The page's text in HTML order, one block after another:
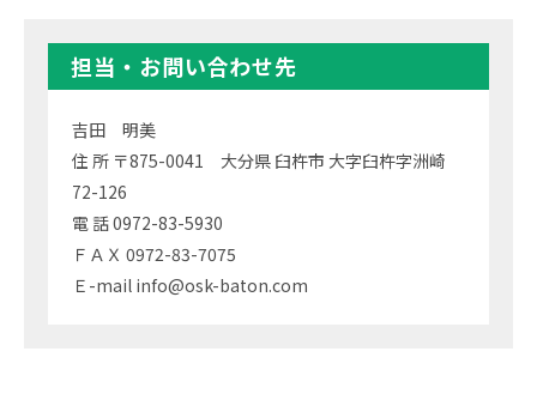
担当・お問い合わせ先
吉田 明美
住 所 〒875-0041 大分県 臼杵市 大字臼杵字洲崎
72-126
電 話 0972-83-5930
ＦＡＸ 0972-83-7075
Ｅ-mail info@osk-baton.com